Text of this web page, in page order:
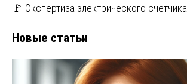
🚩 Экспертиза электрического счетчика
Новые статьи